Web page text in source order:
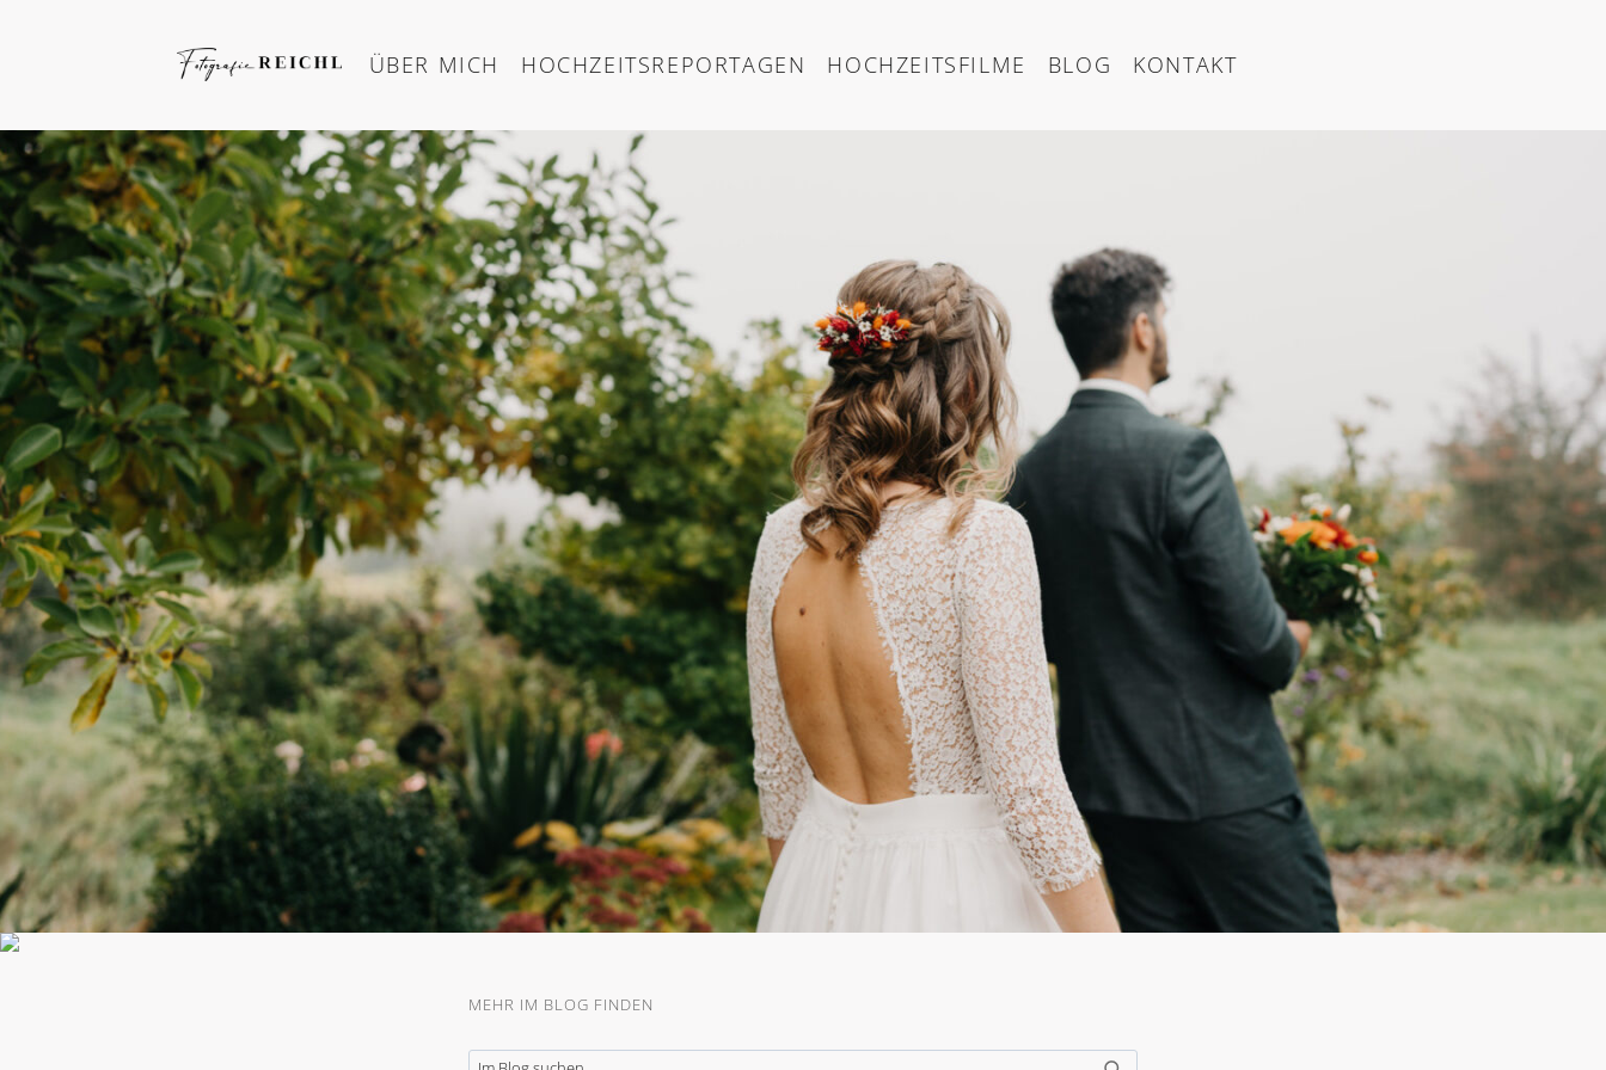
ÜBER MICH HOCHZEITSREPORTAGEN HOCHZEITSFILME BLOG KONTAKT
MEHR IM BLOG FINDEN